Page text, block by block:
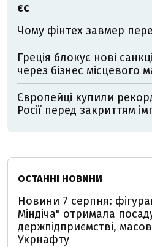
ЄС
Чому фінтех завмер
Греція блокує нові
через бізнес місцевого
Європейці купили
Росії перед закриттям
ОСТАННІ НОВИНИ
Новини 7 серпня:
Міндіча" отримала
держпідприємстві,
Укрнафту